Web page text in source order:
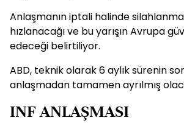
Anlaşmanın iptali halinde silahlanma
hızlanacağı ve bu yarışın Avrupa
edeceği belirtiliyor.
ABD, teknik olarak 6 aylık sürenin
anlaşmadan tamamen ayrılmış
INF ANLAŞMASI